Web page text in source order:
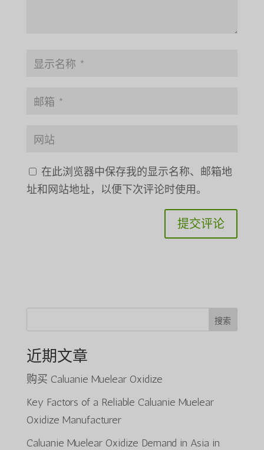
在此浏览器中保存我的显示名称、邮箱地
址和网站地址，以便下次评论时使用。
搜索
近期文章
购买 Caluanie Muelear Oxidize
Key Factors of a Reliable Caluanie Muelear
Oxidize Manufacturer
Caluanie Muelear Oxidize Demand in Asia in